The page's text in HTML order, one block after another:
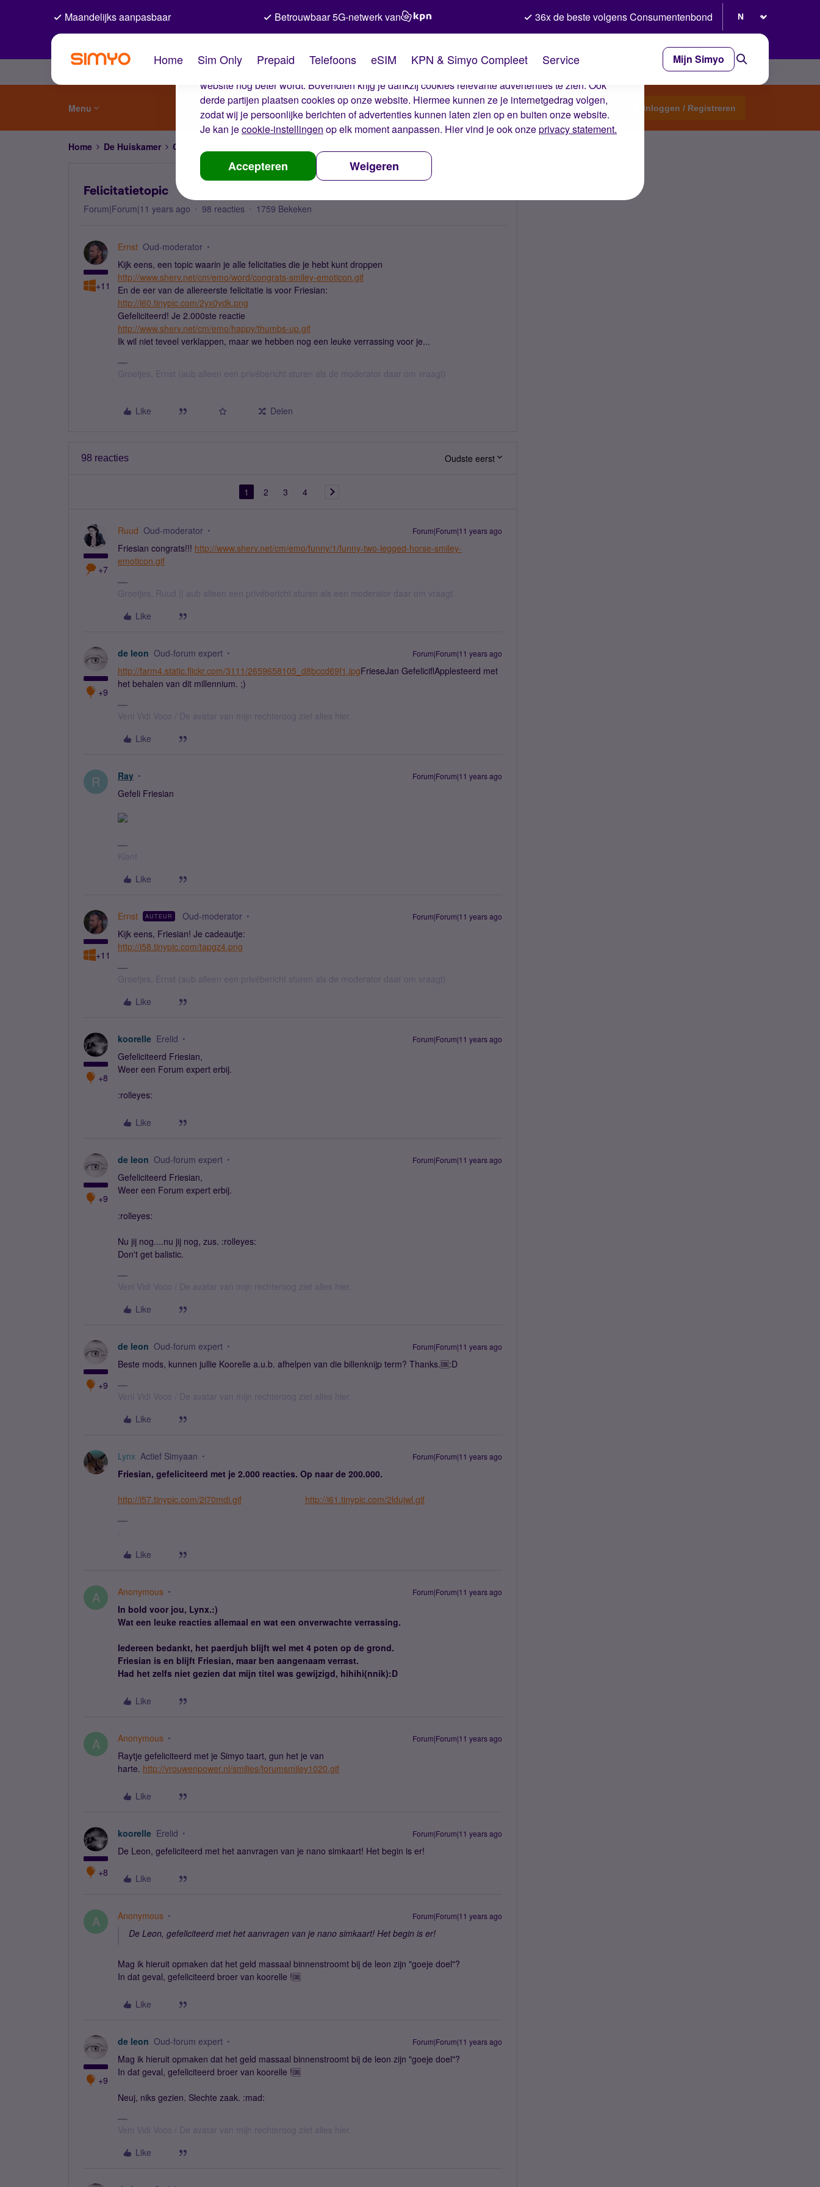
De cookies van Simyo
Wij gebruiken cookies op onze website. Met deze cookies zorgen wij ervoor dat je ervaring op de
website nog beter wordt. Bovendien krijg je dankzij cookies relevante advertenties te zien. Ook
derde partijen plaatsen cookies op onze website. Hiermee kunnen ze je internetgedrag volgen,
zodat wij je persoonlijke berichten of advertenties kunnen laten zien op en buiten onze website.
Je kan jecookie-instellingen op elk moment aanpassen. Hier vind je ook onzeprivacy statement.
Accepteren Weigeren
Maandelijks aanpasbaar Betrouwbaar 5G-netwerk van 36x de beste volgens Consumentenbond
Home Sim Only Prepaid Telefoons eSIM KPN & Simyo Compleet Service Mijn Simyo
Menu Start een topic Inloggen / Registreren
Home De Huiskamer Gewoon gezellig
Felicitatietopic
Forum|Forum|11 years ago 98 reacties 1759 Bekeken
+11
Ernst Oud-moderator
Kijk eens, een topic waarin je alle felicitaties die je hebt kunt droppen
http://www.sherv.net/cm/emo/word/congrats-smiley-emoticon.gif
En de eer van de allereerste felicitatie is voor Friesian:
http://i60.tinypic.com/2yx0ydk.png
Gefeliciteerd! Je 2.000ste reactie
http://www.sherv.net/cm/emo/happy/thumbs-up.gif
Ik wil niet teveel verklappen, maar we hebben nog een leuke verrassing voor je...
Groetjes, Ernst (aub alleen een privébericht sturen als de moderator daar om vraagt)
Like Delen
98 reacties Oudste eerst
1 2 3 4
+7
Ruud Oud-moderator Forum|Forum|11 years ago
Friesian congrats!!! http://www.sherv.net/cm/emo/funny/1/funny-two-legged-horse-smiley-
emoticon.gif
Groetjes, Ruud || aub alleen een privébericht sturen als een moderator daar om vraagt.
Like
+9
de leon Oud-forum expert Forum|Forum|11 years ago
http://farm4.static.flickr.com/3111/2659658105_d8bccd69f1.jpgFrieseJan GefeliciflApplesteerd met
het behalen van dit millennium. ;)
Veni Vidi Voco / De avatar van mijn rechteroog ziet alles hier.
Like
R Ray Forum|Forum|11 years ago
Gefeli Friesian
Klant
Like
+11
Ernst AUTEUR Oud-moderator Forum|Forum|11 years ago
Kijk eens, Friesian! Je cadeautje:
http://i58.tinypic.com/tapgz4.png
Groetjes, Ernst (aub alleen een privébericht sturen als de moderator daar om vraagt)
Like
+8
koorelle Erelid Forum|Forum|11 years ago
Gefeliciteerd Friesian,
Weer een Forum expert erbij.
:rolleyes:
Like
+9
de leon Oud-forum expert Forum|Forum|11 years ago
Gefeliciteerd Friesian,
Weer een Forum expert erbij.
:rolleyes:
Nu jij nog....nu jij nog, zus. :rolleyes:
Don't get balistic.
Veni Vidi Voco / De avatar van mijn rechteroog ziet alles hier.
Like
+9
de leon Oud-forum expert Forum|Forum|11 years ago
Beste mods, kunnen jullie Koorelle a.u.b. afhelpen van die billenknijp term? Thanks.🆒:D
Veni Vidi Voco / De avatar van mijn rechteroog ziet alles hier.
Like
Lynx Actief Simyaan Forum|Forum|11 years ago
Friesian, gefeliciteerd met je 2.000 reacties. Op naar de 200.000.
http://i57.tinypic.com/2i70mdi.gif http://i61.tinypic.com/2ldujwl.gif
Like
A Anonymous Forum|Forum|11 years ago
In bold voor jou, Lynx.:)
Wat een leuke reacties allemaal en wat een onverwachte verrassing.
Iedereen bedankt, het paerdjuh blijft wel met 4 poten op de grond.
Friesian is en blijft Friesian, maar ben aangenaam verrast.
Had het zelfs niet gezien dat mijn titel was gewijzigd, hihihi(nnik):D
Like
A Anonymous Forum|Forum|11 years ago
Raytje gefeliciteerd met je Simyo taart, gun het je van
harte. http://vrouwenpower.nl/smilies/forumsmiley1020.gif
Like
+8
koorelle Erelid Forum|Forum|11 years ago
De Leon, gefeliciteerd met het aanvragen van je nano simkaart! Het begin is er!
Like
A Anonymous Forum|Forum|11 years ago
De Leon, gefeliciteerd met het aanvragen van je nano simkaart! Het begin is er!
Mag ik hieruit opmaken dat het geld massaal binnenstroomt bij de leon zijn "goeje doel"?
In dat geval, gefeliciteerd broer van koorelle !🆒
Like
+9
de leon Oud-forum expert Forum|Forum|11 years ago
Mag ik hieruit opmaken dat het geld massaal binnenstroomt bij de leon zijn "goeje doel"?
In dat geval, gefeliciteerd broer van koorelle !🆒
Neuj, niks gezien. Slechte zaak. :mad:
Veni Vidi Voco / De avatar van mijn rechteroog ziet alles hier.
Like